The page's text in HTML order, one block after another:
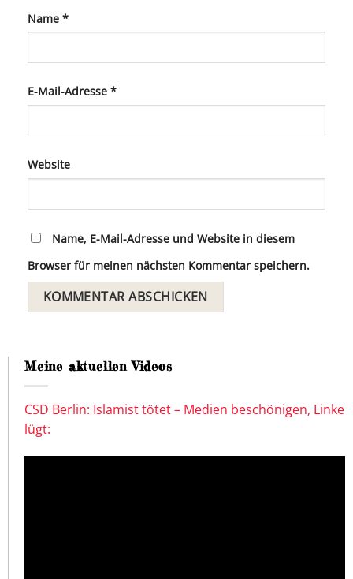
Name *
E-Mail-Adresse *
Website
Name, E-Mail-Adresse und Website in diesem
Browser für meinen nächsten Kommentar speichern.
Meine aktuellen Videos
CSD Berlin: Islamist tötet – Medien beschönigen, Linke
lügt: